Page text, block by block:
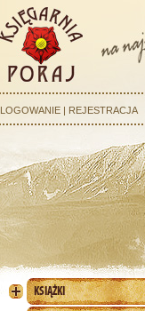
LOGOWANIE | REJESTRACJA
KSIĄŻKI